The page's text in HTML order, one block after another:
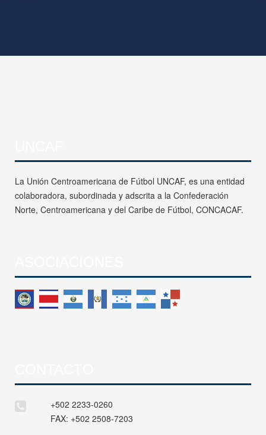
La Unión Centroamericana de Fútbol UNCAF, es una entidad
colaboradora, subordinada y adscrita a la Confederación
Norte, Centroamericana y del Caribe de Fútbol, CONCACAF.
+502 2233-0260
FAX: +502 2508-7203